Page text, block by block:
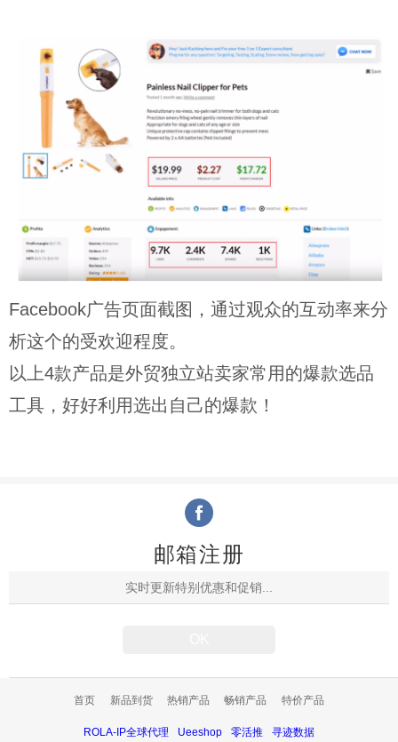
Facebook广告页面截图，通过观众的互动率来分
析这个的受欢迎程度。
以上4款产品是外贸独立站卖家常用的爆款选品
工具，好好利用选出自己的爆款！
邮箱注册
首页 新品到货 热销产品 畅销产品 特价产品
ROLA-IP全球代理 Ueeshop 零活推 寻迹数据